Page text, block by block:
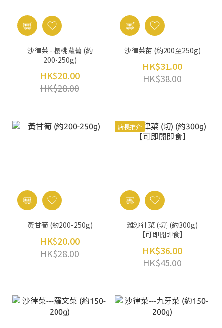
沙律菜 - 櫻桃蘿蔔 (約
200-250g)
HK$20.00
HK$28.00
沙律菜苗 (約200至250g)
HK$31.00
HK$38.00
黃甘筍 (約200-250g)
HK$20.00
HK$28.00
店長推介
雜沙律菜 (切) (約300g)
【可即開即食】
HK$36.00
HK$45.00